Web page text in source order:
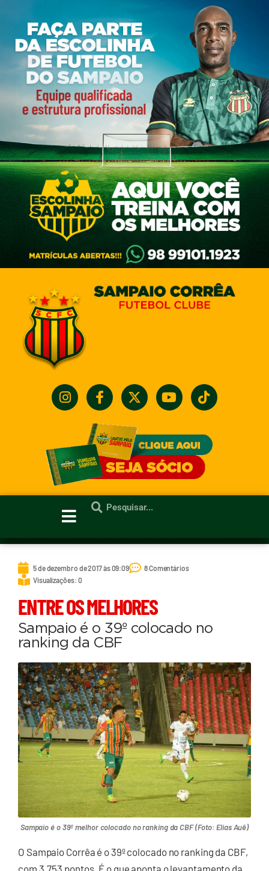
5 de dezembro de 2017 às 09:09
8 Comentários
Visualizações: 0
ENTRE OS MELHORES
Sampaio é o 39º colocado no
ranking da CBF
Sampaio é o 39º melhor colocado no ranking da CBF (Foto: Elias Auê)
O Sampaio Corrêa é o 39º colocado no ranking da CBF,
com 3.753 pontos. É o que aponta o levantamento da